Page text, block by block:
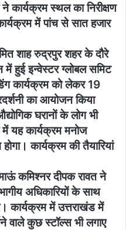
कार्यक्रम स्थल का निरीक्षण
में पांच से सात हजार
शाह रुद्रपुर शहर के दौरे
हुई इन्वेस्टर ग्लोबल समिट
कार्यक्रम को लेकर 19
का आयोजन किया
घरानों के लोग भी
यह कार्यक्रम मनोज
कार्यक्रम की तैयारियां
कमिश्नर दीपक रावत ने
अधिकारियों के साथ
कार्यक्रम में उत्तराखंड में
वाले कुछ स्टॉल्स भी लगाए